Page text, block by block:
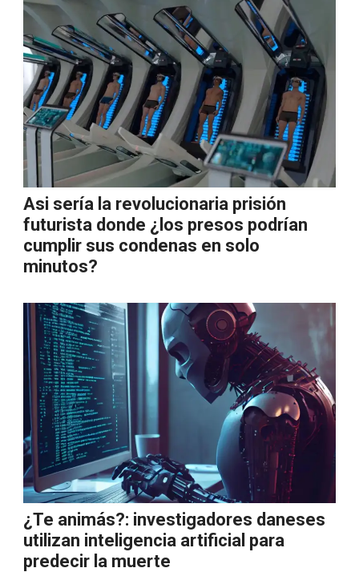
Asi sería la revolucionaria prisión
futurista donde ¿los presos podrían
cumplir sus condenas en solo
minutos?
¿Te animás?: investigadores daneses
utilizan inteligencia artificial para
predecir la muerte